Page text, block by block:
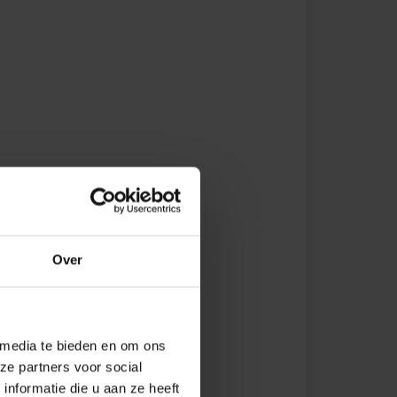
Over
te bieden en om ons
partners voor social
die u aan ze heeft
m